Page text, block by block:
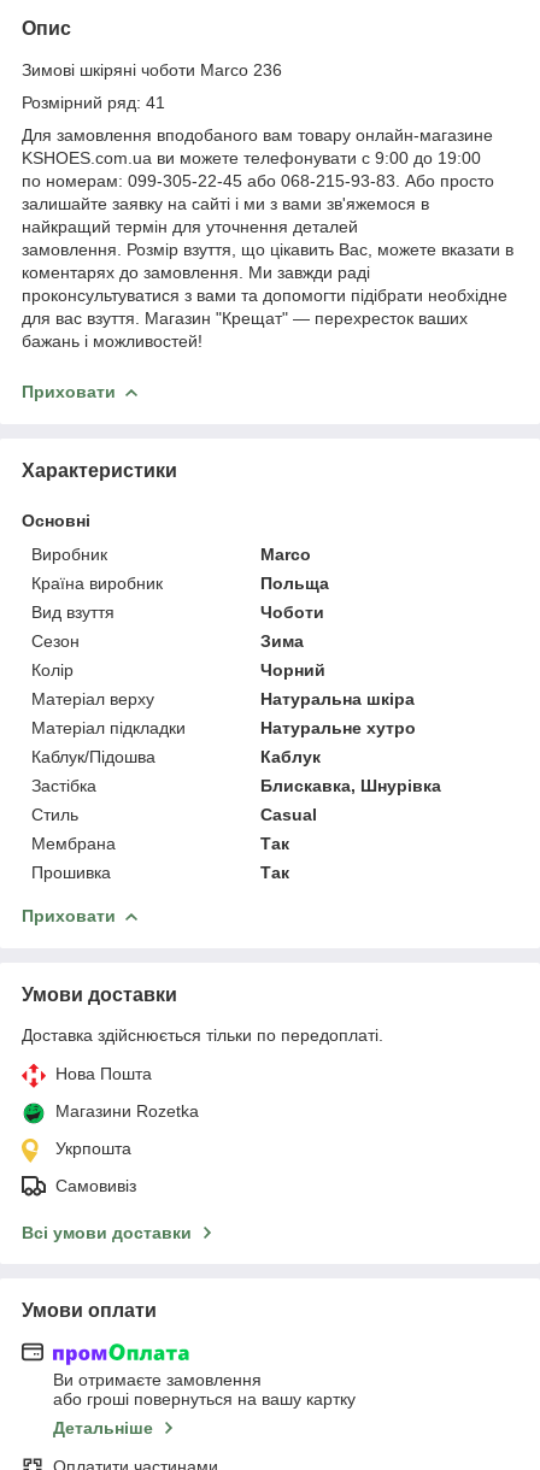
Опис
Зимові шкіряні чоботи Marco 236
Розмірний ряд: 41
Для замовлення вподобаного вам товару онлайн-магазине
KSHOES.com.ua ви можете телефонувати с 9:00 до 19:00
по номерам: 099-305-22-45 або 068-215-93-83. Або просто
залишайте заявку на сайті і ми з вами зв'яжемося в
найкращий термін для уточнення деталей
замовлення. Розмір взуття, що цікавить Вас, можете вказати в
коментарях до замовлення. Ми завжди раді
проконсультуватися з вами та допомогти підібрати необхідне
для вас взуття. Магазин "Крещат" — перехресток ваших
бажань і можливостей!
Приховати
Характеристики
Основні
Виробник
Marco
Країна виробник
Польща
Вид взуття
Чоботи
Сезон
Зима
Колір
Чорний
Матеріал верху
Натуральна шкіра
Матеріал підкладки
Натуральне хутро
Каблук/Підошва
Каблук
Застібка
Блискавка, Шнурівка
Стиль
Casual
Мембрана
Так
Прошивка
Так
Приховати
Умови доставки
Доставка здійснюється тільки по передоплаті.
Нова Пошта
Магазини Rozetka
Укрпошта
Самовивіз
Всі умови доставки
Умови оплати
Ви отримаєте замовлення
або гроші повернуться на вашу картку
Детальніше